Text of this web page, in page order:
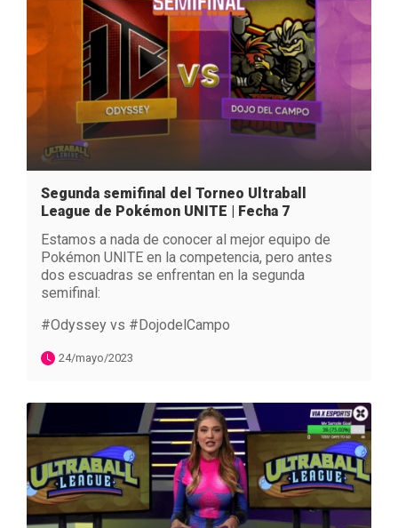
Segunda semifinal del Torneo Ultraball
League de Pokémon UNITE | Fecha 7
Estamos a nada de conocer al mejor equipo de
Pokémon UNITE en la competencia, pero antes
dos escuadras se enfrentan en la segunda
semifinal:
#Odyssey vs #DojodelCampo
24/mayo/2023